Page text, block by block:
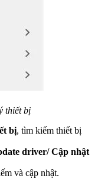
thiết bị
bị, tìm kiếm thiết bị
driver/ Cập nhật
và cập nhật.